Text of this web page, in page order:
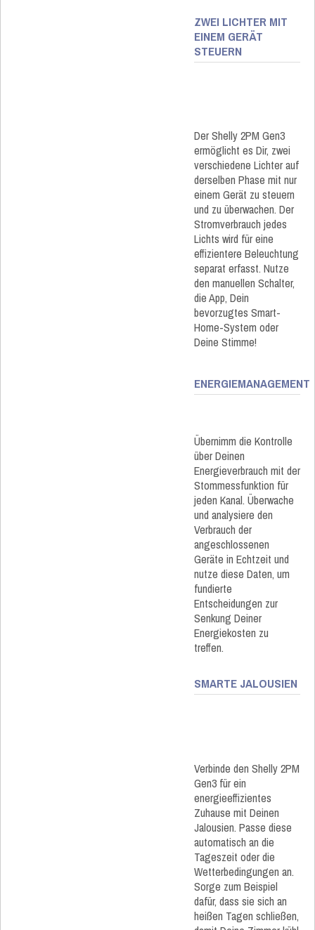
ZWEI LICHTER MIT
EINEM GERÄT
STEUERN
Der Shelly 2PM Gen3
ermöglicht es Dir, zwei
verschiedene Lichter auf
derselben Phase mit nur
einem Gerät zu steuern
und zu überwachen. Der
Stromverbrauch jedes
Lichts wird für eine
effizientere Beleuchtung
separat erfasst. Nutze
den manuellen Schalter,
die App, Dein
bevorzugtes Smart-
Home-System oder
Deine Stimme!
ENERGIEMANAGEMENT
Übernimm die Kontrolle
über Deinen
Energieverbrauch mit der
Stommessfunktion für
jeden Kanal. Überwache
und analysiere den
Verbrauch der
angeschlossenen
Geräte in Echtzeit und
nutze diese Daten, um
fundierte
Entscheidungen zur
Senkung Deiner
Energiekosten zu
treffen.
SMARTE JALOUSIEN
Verbinde den Shelly 2PM
Gen3 für ein
energieeffizientes
Zuhause mit Deinen
Jalousien. Passe diese
automatisch an die
Tageszeit oder die
Wetterbedingungen an.
Sorge zum Beispiel
dafür, dass sie sich an
heißen Tagen schließen,